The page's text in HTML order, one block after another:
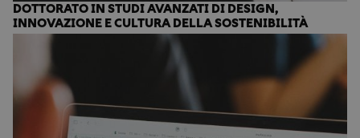
DOTTORATO IN STUDI AVANZATI DI DESIGN,
INNOVAZIONE E CULTURA DELLA SOSTENIBILITÀ